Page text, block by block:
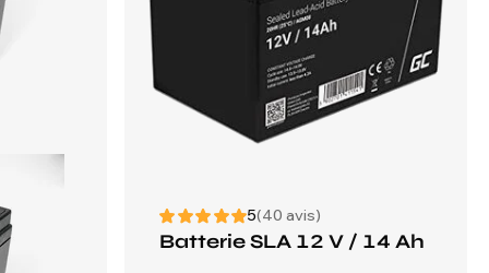
5(40 avis)
Batterie SLA 12 V / 14 Ah